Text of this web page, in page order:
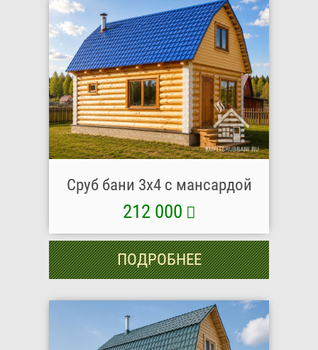
Сруб бани 3х4 с мансардой
212 000
ПОДРОБНЕЕ